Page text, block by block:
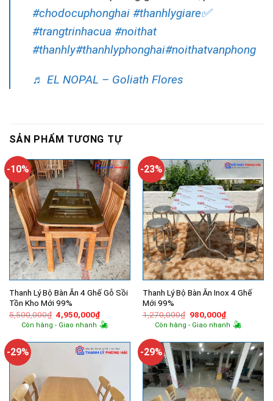
#chodocuphonghai #thanhlygiare✅
#trangtrinhacua #noithat
#thanhly#thanhlyphonghai#noithatvanphong
♬ EL NOPAL – Goliath Flores
SẢN PHẨM TƯƠNG TỰ
-10%
Thanh Lý Bộ Bàn Ăn 4 Ghế Gỗ Sồi
Tồn Kho Mới 99%
5,500,000₫ Giá
gốc
là:
4,950,000₫Giá
hiện
tại
4,950,000₫.
Còn hàng - Giao nhanh
-23%
Thanh Lý Bộ Bàn Ăn Inox 4 Ghế
Mới 99%
1,270,000₫ Giá
gốc
là:
980,000₫Giá
hiện
tại
980,000₫.
Còn hàng - Giao nhanh
-29% -29%